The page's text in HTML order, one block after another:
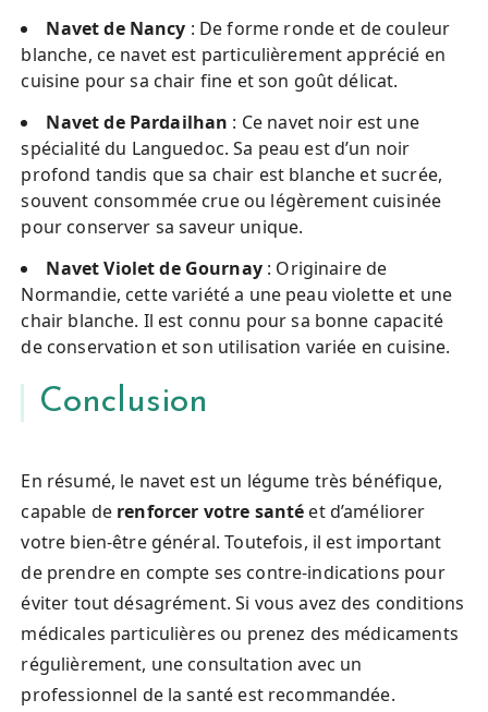
Navet de Nancy : De forme ronde et de couleur
blanche, ce navet est particulièrement apprécié en
cuisine pour sa chair fine et son goût délicat.
Navet de Pardailhan : Ce navet noir est une
spécialité du Languedoc. Sa peau est d’un noir
profond tandis que sa chair est blanche et sucrée,
souvent consommée crue ou légèrement cuisinée
pour conserver sa saveur unique.
Navet Violet de Gournay: Originaire de
Normandie, cette variété a une peau violette et une
chair blanche. Il est connu pour sa bonne capacité
de conservation et son utilisation variée en cuisine.
Conclusion
En résumé, le navet est un légume très bénéfique,
capable de renforcer votre santé et d’améliorer
votre bien-être général. Toutefois, il est important
de prendre en compte ses contre-indications pour
éviter tout désagrément. Si vous avez des conditions
médicales particulières ou prenez des médicaments
régulièrement, une consultation avec un
professionnel de la santé est recommandée.